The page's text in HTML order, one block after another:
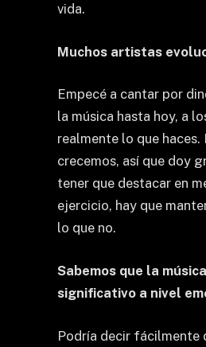
vida.
Muchos artistas
Empecé a cantar por
la música hasta hoy, a
realmente lo que
crecemos, así que doy
tener que destacar en
ejercicio, hay que
lo que no.
Sabemos que la
significativo a nivel
Podría decir fácilmente